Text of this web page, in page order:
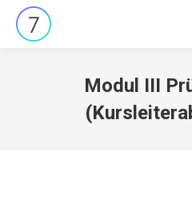
Modul III